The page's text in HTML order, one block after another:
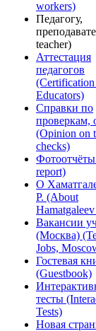
workers)
Педагогу,
teacher)
Аттестация
педагогов
Educators)
Справки по
проверкам,
(Opinion on
checks)
report)
О
Р. (About
Вакансии
(Москва)
Jobs,
Гостевая
(Guestbook)
тесты
Tests)
Новая